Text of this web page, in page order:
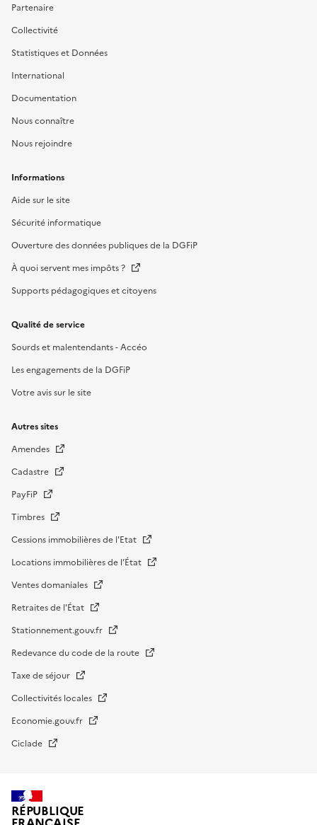
Partenaire
Collectivité
Statistiques et Données
International
Documentation
Nous connaître
Nous rejoindre
Informations
Aide sur le site
Sécurité informatique
Ouverture des données publiques de la DGFiP
À quoi servent mes impôts ?
Supports pédagogiques et citoyens
Qualité de service
Sourds et malentendants - Accéo
Les engagements de la DGFiP
Votre avis sur le site
Autres sites
Amendes
Cadastre
PayFiP
Timbres
Cessions immobilières de l'Etat
Locations immobilières de l’État
Ventes domaniales
Retraites de l'État
Stationnement.gouv.fr
Redevance du code de la route
Taxe de séjour
Collectivités locales
Economie.gouv.fr
Ciclade
RÉPUBLIQUE